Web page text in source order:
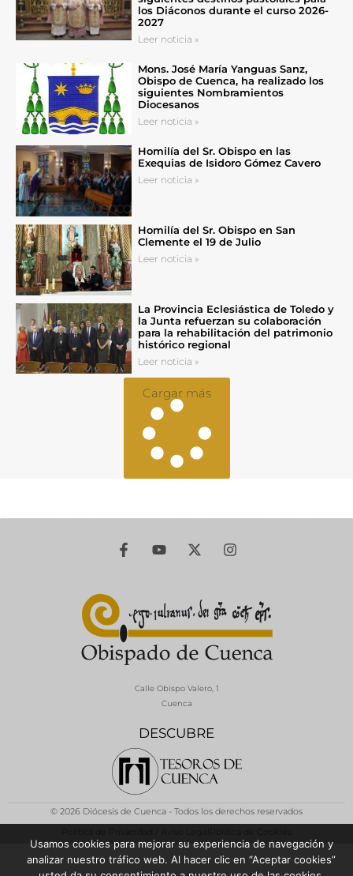
los Diáconos durante el curso 2026-
2027
Leer noticia »
Mons. José María Yanguas Sanz,
Obispo de Cuenca, ha realizado los
siguientes Nombramientos
Diocesanos
Leer noticia »
Homilía del Sr. Obispo en las
Exequias de Isidoro Gómez Cavero
Leer noticia »
Homilía del Sr. Obispo en San
Clemente el 19 de Julio
Leer noticia »
La Provincia Eclesiástica de Toledo y
la Junta refuerzan su colaboración
para la rehabilitación del patrimonio
histórico regional
Leer noticia »
Cargar más
DESCUBRE
Calle Obispo Valero, 1
Cuenca
© 2026 Diócesis de Cuenca - Todos los derechos reservados
Usamos cookies para mejorar su experiencia de navegación y
analizar nuestro tráfico web. Al hacer clic en “Aceptar cookies”